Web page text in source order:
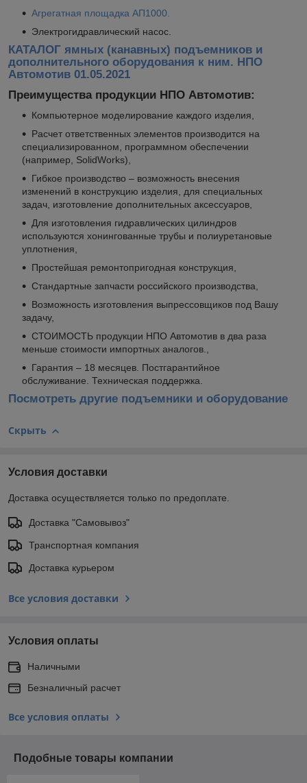
Агрегатная площадка АП1000.
Электрогидравлический насос.
КАТАЛОГ ямных (канавных) подъемников и
дополнительного оборудования к ним. НПО
Автомотив 01.05.2021
Преимущества продукции НПО Автомотив:
Компьютерное моделирование каждого изделия,
Расчет ответственных элементов производится на
специализированном, программном обеспечении
(например, SolidWorks),
Гибкое производство – возможность внесения
изменений в конструкцию изделия, для специальных
задач, изготовление дополнительных аксессуаров,
Для изготовления гидравлических цилиндров
используются хонингованные трубы и полиуретановые
уплотнения,
Простейшая ремонтопригодная конструкция,
Стандартные запчасти российского производства,
Возможность изготовления выпрессовщиков под Вашу
задачу,
СТОИМОСТЬ продукции НПО Автомотив в два раза
меньше стоимости импортных аналогов.,
Гарантия – 18 месяцев. Постгарантийное
обслуживание. Техническая поддержка.
Посмотреть другие подъемники и оборудование
Скрыть
Условия доставки
Доставка осуществляется только по предоплате.
Доставка "Самовывоз"
Транспортная компания
Доставка курьером
Все условия доставки
Условия оплаты
Наличными
Безналичный расчет
Все условия оплаты
Подобные товары компании